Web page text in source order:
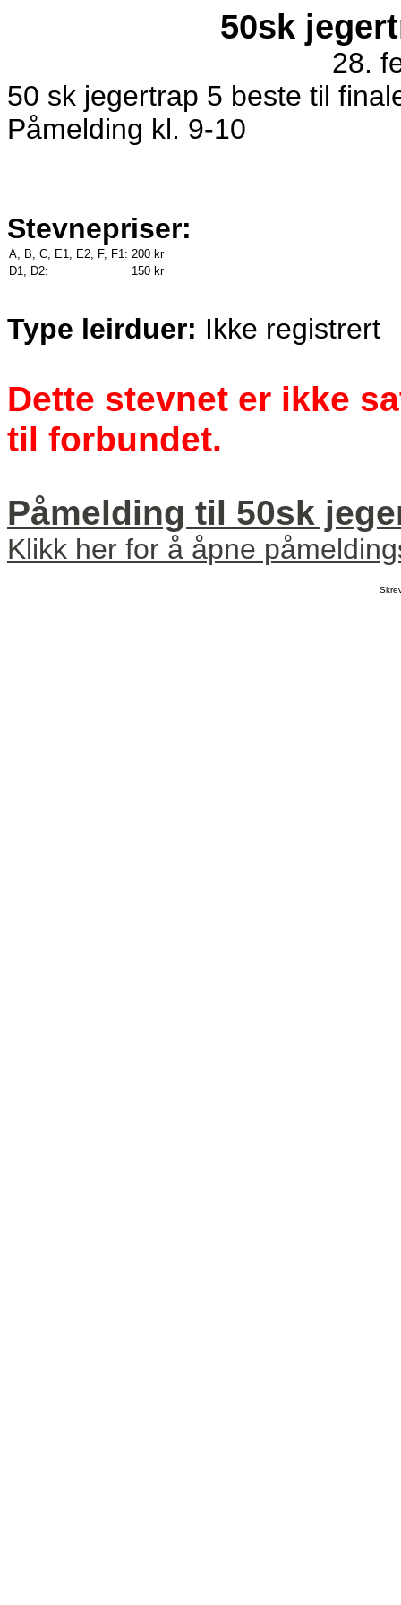
50sk
28.
50 sk jegertrap 5 beste til
Påmelding kl. 9-10
Stevnepriser:
A, B, C, E1, E2, F, F1: 200 kr
D1, D2:
150 kr
Type leirduer: Ikke registrert
Dette stevnet er ikke
til forbundet.
Påmelding til 50sk
Klikk her for å åpne